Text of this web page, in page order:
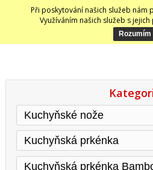
Při poskytování našich služeb nám
Využíváním našich služeb s